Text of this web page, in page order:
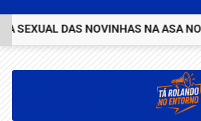
DAS NOVINHAS NA ASA NORTE